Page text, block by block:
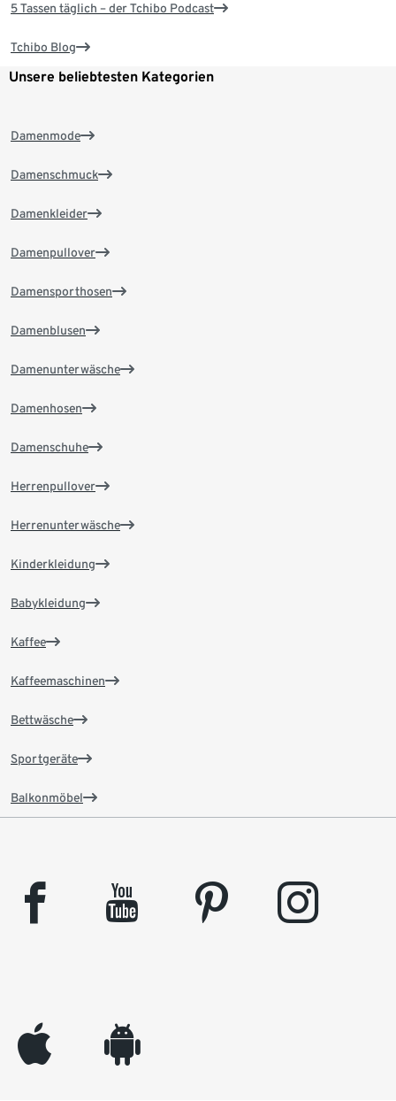
5 Tassen täglich – der Tchibo Podcast
Tchibo Blog
Unsere beliebtesten Kategorien
Damenmode
Damenschmuck
Damenkleider
Damenpullover
Damensporthosen
Damenblusen
Damenunterwäsche
Damenhosen
Damenschuhe
Herrenpullover
Herrenunterwäsche
Kinderkleidung
Babykleidung
Kaffee
Kaffeemaschinen
Bettwäsche
Sportgeräte
Balkonmöbel
facebook youtube pinterest instagram
appleinc android